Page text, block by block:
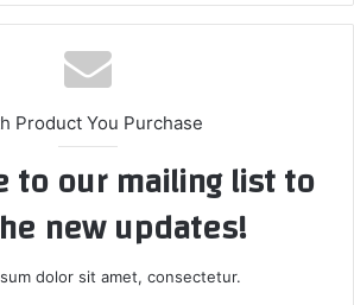
Product You Purchase
to our mailing list to
new updates!
dolor sit amet, consectetur.